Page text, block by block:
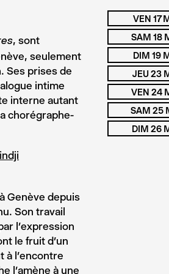
, sont
seulement
Ses prises de
intime
interne autant
chorégraphe-
Genève depuis
Son travail
l’expression
le fruit d’un
à l’encontre
l’amène à une
VEN 17
SAM 18
DIM 19
JEU 23
VEN 24
SAM 25
DIM 26